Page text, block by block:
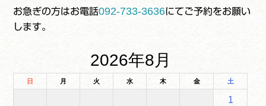
お急ぎの方はお電話092-733-3636にてご予約をお願い
します。
2026年8月
日 月 火 水 木 金 土
1